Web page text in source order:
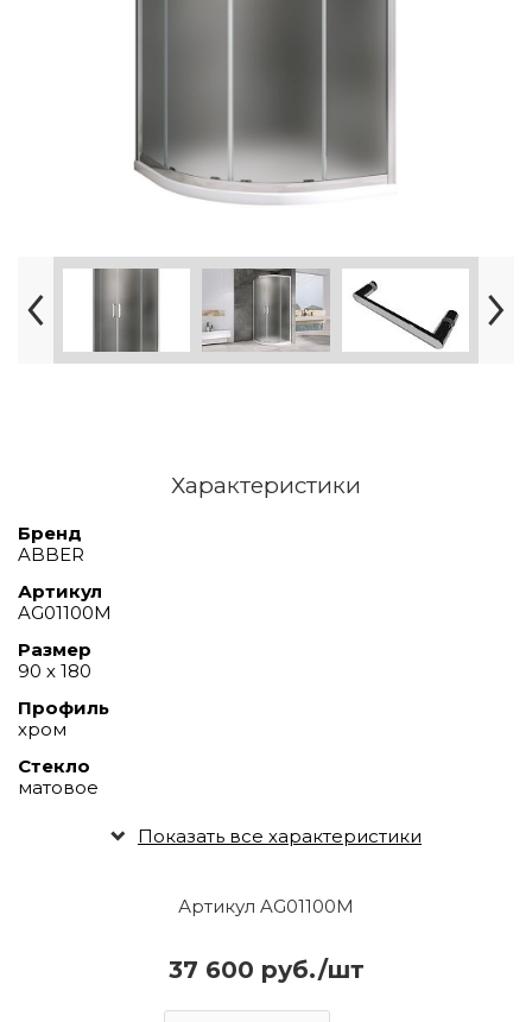
Артикул AG01100M
37 600 руб./шт
Характеристики
Бренд
ABBER
Артикул
AG01100M
Размер
90 х 180
Профиль
хром
Стекло
матовое
Показать все характеристики